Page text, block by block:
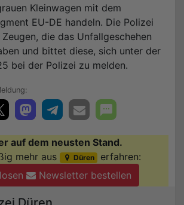
Kleinwagen mit dem
EU-DE handeln. Die Polizei
die das Unfallgeschehen
und bittet diese, sich unter der
bei der Polizei zu melden.
auf dem neusten Stand.
mehr aus
Düren
erfahren:
Newsletter bestellen